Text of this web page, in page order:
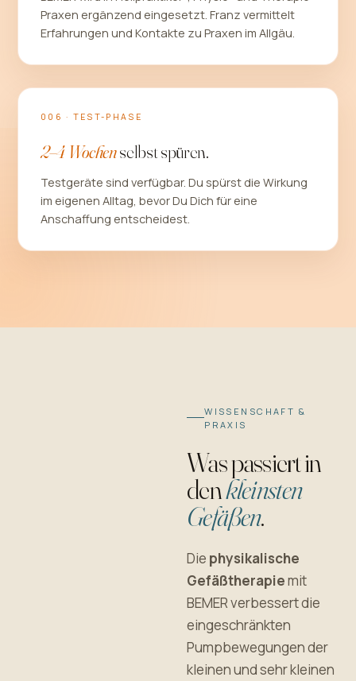
Praxen ergänzend eingesetzt. Franz vermittelt
Erfahrungen und Kontakte zu Praxen im Allgäu.
006 · TEST-PHASE
2–4 Wochenselbst spüren.
Testgeräte sind verfügbar. Du spürst die Wirkung
im eigenen Alltag, bevor Du Dich für eine
Anschaffung entscheidest.
WISSENSCHAFT &
PRAXIS
Was passiert in
denkleinsten
Gefäßen.
Die physikalische
Gefäßtherapiemit
BEMER verbessert die
eingeschränkten
Pumpbewegungen der
kleinen und sehr kleinen